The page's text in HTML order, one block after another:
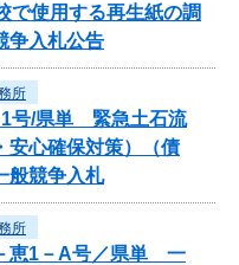
で使用する再生紙の調
争入札公告
所
1号/県単 緊急土石流
安心確保対策）（債
般競争入札
所
恵1－A号／県単 一